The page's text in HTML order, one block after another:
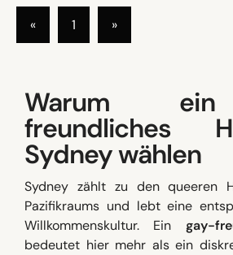
« 1 »
Warum
freundliches
Sydney wählen
Sydney zählt zu den queeren
Pazifikraums und lebt eine
Willkommenskultur. Ein gay-
bedeutet hier mehr als ein